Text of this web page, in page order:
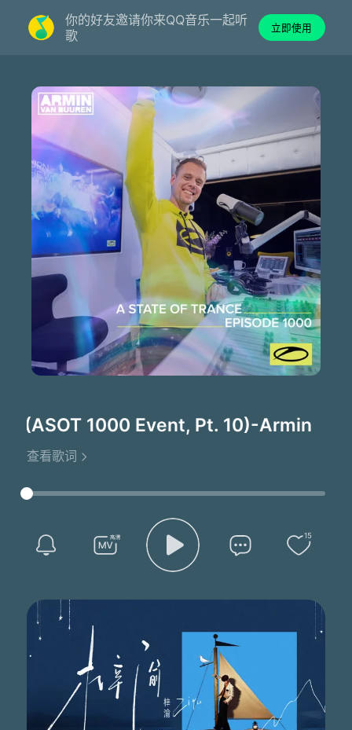
你的好友邀请你来QQ音乐一起听
歌
立即使用
(ASOT 1000 Event, Pt. 10)-Armin Van
查看歌词
15